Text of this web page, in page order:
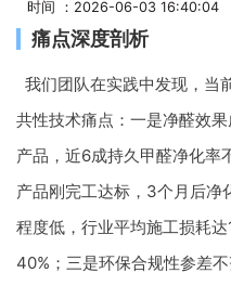
时间 ：2026-06-03 16:40:04
痛点深度剖析
我们团队在实践中发现，当
共性技术痛点：一是净醛效
产品，近6成持久甲醛净化率
产品刚完工达标，3个月后净
程度低，行业平均施工损耗
40%；三是环保合规性参差